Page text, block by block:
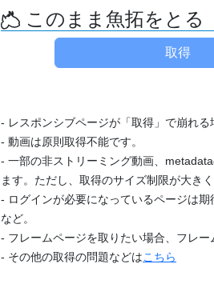
このまま魚拓をとる
- レスポンシブページが「取得」で崩れる
- 動画は原則取得不能です。
- 一部の非ストリーミング動画、
ます。ただし、取得のサイズ制限が大き
- ログインが必要になっているページは
など。
- フレームページを取りたい場合、フレ
- その他の取得の問題などはこちら